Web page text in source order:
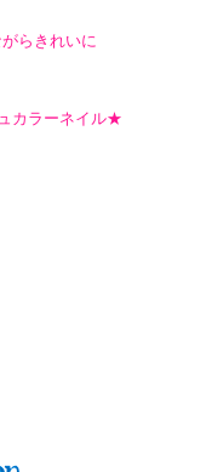
らきれいに
カラーネイル★